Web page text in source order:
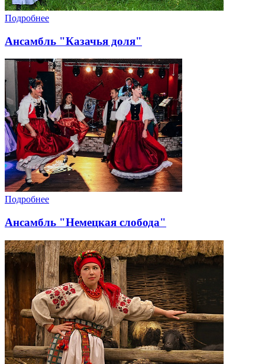
Подробнее
Ансамбль "Казачья доля"
Подробнее
Ансамбль "Немецкая слобода"